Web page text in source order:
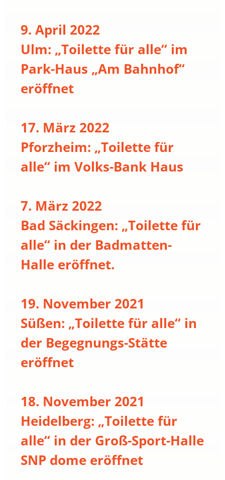
9. April 2022
Ulm: „Toilette für alle“ im
Park-Haus „Am Bahnhof“
eröffnet
17. März 2022
Pforzheim: „Toilette für
alle“ im Volks-Bank Haus
7. März 2022
Bad Säckingen: „Toilette für
alle“ in der Badmatten-
Halle eröffnet.
19. November 2021
Süßen: „Toilette für alle“ in
der Begegnungs-Stätte
eröffnet
18. November 2021
Heidelberg: „Toilette für
alle“ in der Groß-Sport-Halle
SNP dome eröffnet